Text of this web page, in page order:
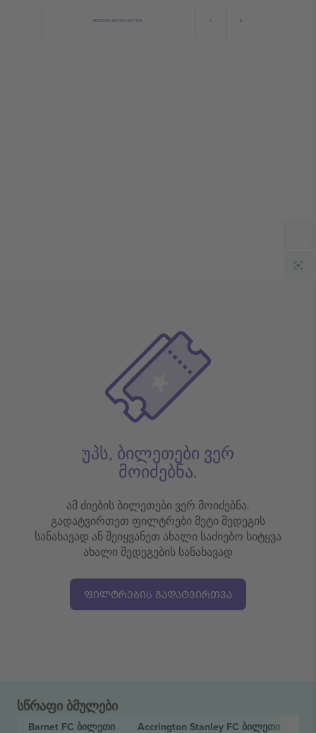
B
C
RESERVED SEATING SECTION
უპს, ბილეთები ვერ
მოიძებნა.
ამ ძიების ბილეთები ვერ მოიძებნა.
გადატვირთეთ ფილტრები მეტი შედეგის
სანახავად ან შეიყვანეთ ახალი საძიებო სიტყვა
ახალი შედეგების სანახავად
ᲤᲘᲚᲢᲠᲔᲑᲘᲡ ᲒᲐᲓᲐᲢᲕᲘᲠᲗᲕᲐ
სწრაფი ბმულები
Barnet FC ბილეთი Accrington Stanley FC ბილეთი